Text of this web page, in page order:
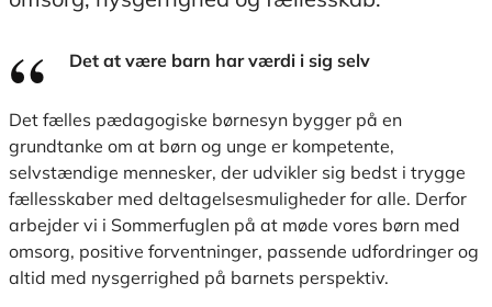
Det at være barn har værdi i sig selv
Det fælles pædagogiske børnesyn bygger på en
grundtanke om at børn og unge er kompetente,
selvstændige mennesker, der udvikler sig bedst i trygge
fællesskaber med deltagelsesmuligheder for alle. Derfor
arbejder vi i Sommerfuglen på at møde vores børn med
omsorg, positive forventninger, passende udfordringer og
altid med nysgerrighed på barnets perspektiv.